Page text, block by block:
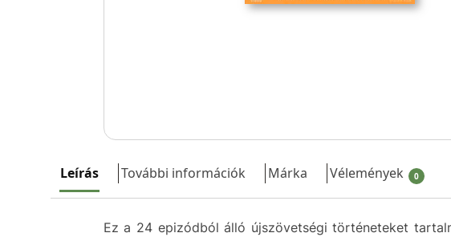
Leírás További információk Márka Vélemények 0
Ez a 24 epizódból álló újszövetségi történeteket